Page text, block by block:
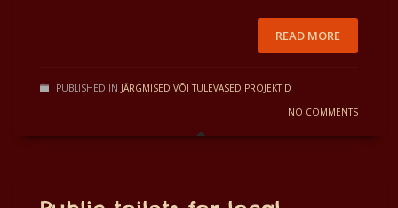
READ MORE
PUBLISHED IN JÄRGMISED VÕI TULEVASED PROJEKTID
NO COMMENTS